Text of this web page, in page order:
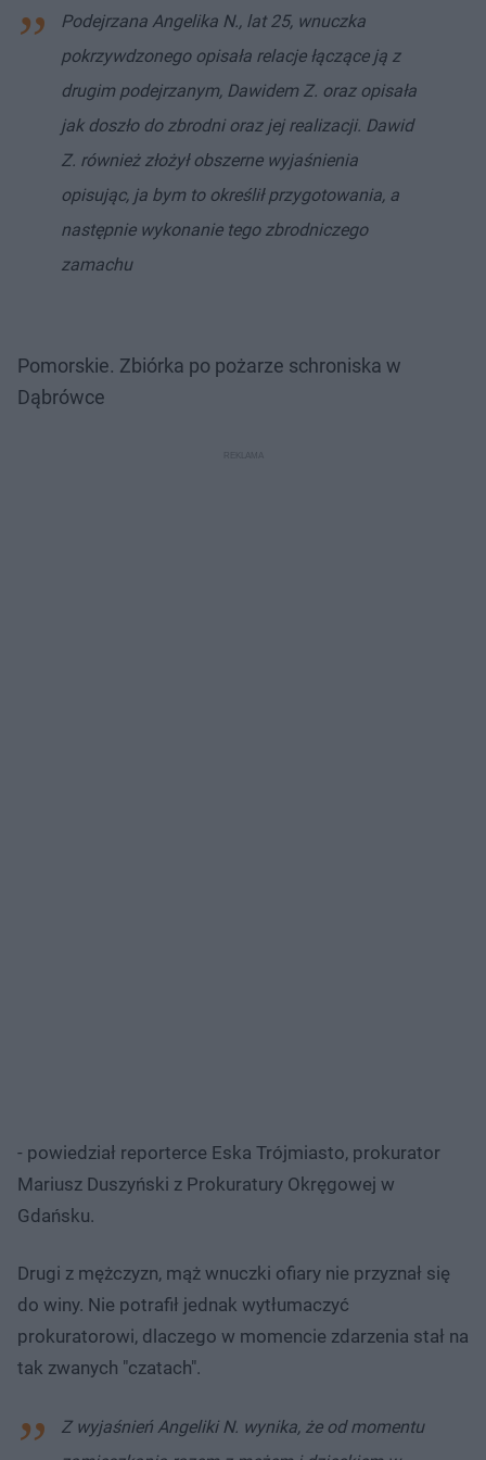
Podejrzana Angelika N., lat 25, wnuczka
pokrzywdzonego opisała relacje łączące ją z
drugim podejrzanym, Dawidem Z. oraz opisała
jak doszło do zbrodni oraz jej realizacji. Dawid
Z. również złożył obszerne wyjaśnienia
opisując, ja bym to określił przygotowania, a
następnie wykonanie tego zbrodniczego
zamachu
Pomorskie. Zbiórka po pożarze schroniska w
Dąbrówce
- powiedział reporterce Eska Trójmiasto, prokurator
Mariusz Duszyński z Prokuratury Okręgowej w
Gdańsku.
Drugi z mężczyzn, mąż wnuczki ofiary nie przyznał się
do winy. Nie potrafił jednak wytłumaczyć
prokuratorowi, dlaczego w momencie zdarzenia stał na
tak zwanych "czatach".
Z wyjaśnień Angeliki N. wynika, że od momentu